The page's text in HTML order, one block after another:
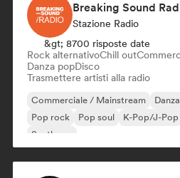
Breaking Sound
Stazione Radio
&gt; 8700 risposte date
Rock alternativoChill out
Danza popDisco
Trasmettere artisti alla radio
Commerciale / Mainstream
Pop rock
Pop soul K-Pop/J-Pop
Synthpop